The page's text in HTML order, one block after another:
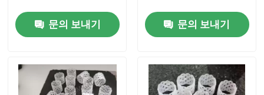
문의 보내기 문의 보내기